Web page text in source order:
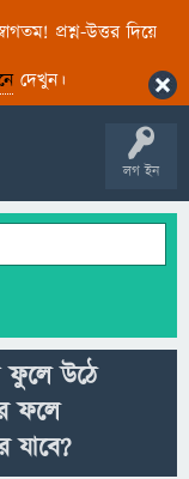
প্রশ্ন-উত্তর দিয়ে
দেখুন।
লগ ইন
ফুলে উঠে
ফলে